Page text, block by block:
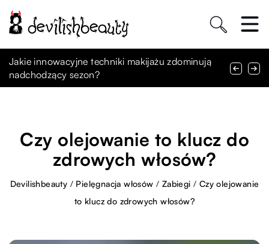
Jak bielizna modelująca może poprawić komfort
codziennego noszenia
Jakie innowacyjne techniki makijażu zdominują
nadchodzący sezon?
Jak Kickboxing K-1 Wpływa na Rozwój
Psychofizyczny Dzieci i Młodzieży
Czy olejowanie to klucz do
zdrowych włosów?
Devilishbeauty / Pielęgnacja włosów / Zabiegi / Czy olejowanie
to klucz do zdrowych włosów?